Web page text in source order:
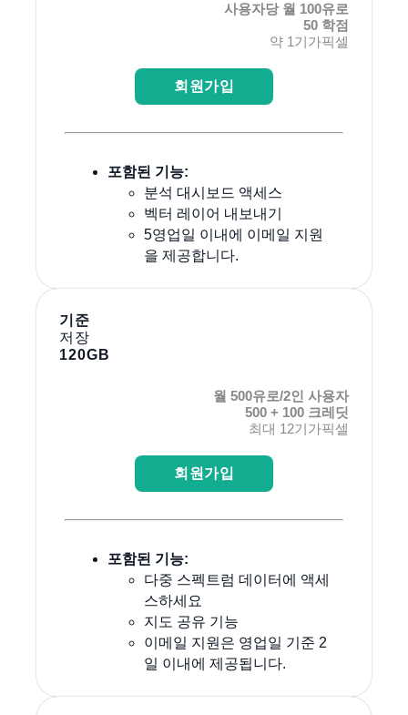
사용자당 월 100유로
50 학점
약 1기가픽셀
회원가입
포함된 기능:
분석 대시보드 액세스
벡터 레이어 내보내기
5영업일 이내에 이메일 지원
을 제공합니다.
기준
저장
120GB
월 500유로/2인 사용자
500 + 100 크레딧
최대 12기가픽셀
회원가입
포함된 기능:
다중 스펙트럼 데이터에 액세
스하세요
지도 공유 기능
이메일 지원은 영업일 기준 2
일 이내에 제공됩니다.